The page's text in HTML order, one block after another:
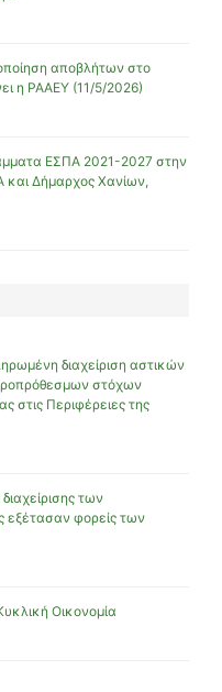
αποβλήτων στο
η ΡΑΑΕΥ (11/5/2026)
ΕΣΠΑ 2021-2027 στην
και Δήμαρχος Χανίων,
διαχείριση αστικών
στόχων
στις Περιφέρειες της
των
εξέτασαν φορείς των
Οικονομία